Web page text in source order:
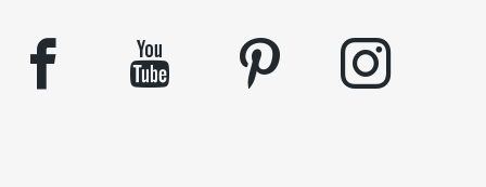
facebook youtube pinterest instagram